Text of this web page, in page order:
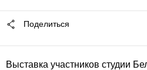
Поделиться
Выставка участников студии